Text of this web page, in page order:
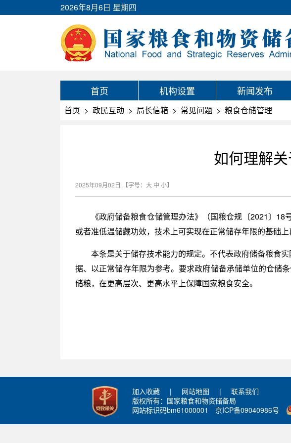
2026年8月6日 星期四
首页 机构设置 新闻发布
首页 > 政民互动 > 局长信箱 > 常见问题 > 粮食仓储管理
如何理解
2025年09月02日 【字号： 大 中 小】
《政府储备粮食仓储管理办法》（国粮仓规〔2021〕
或者准低温储藏功效，技术上可实现在正常储存年限的基础
本条是关于储存技术能力的规定。不代表政府储备粮食
据、以正常储存年限为参考。要求政府储备承储单位的仓储
储粮，在更高层次、更高水平上保障国家粮食安全。
加入收藏 | 网站地图 |
联系我们
版权所有：国家粮食和物资储备局
网站标识码bm61000001
京ICP备09040986号